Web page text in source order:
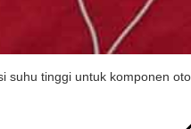
suhu tinggi untuk komponen